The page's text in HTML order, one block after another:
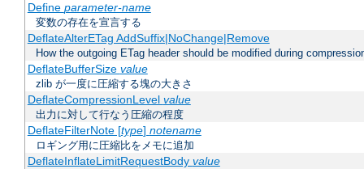
Define parameter-name
変数の存在を宣言する
DeflateAlterETag AddSuffix|NoChange|Remove
How the outgoing ETag header should be modified during
DeflateBufferSize value
zlib が一度に圧縮する塊の大きさ
DeflateCompressionLevel value
出力に対して行なう圧縮の程度
DeflateFilterNote [type] notename
ロギング用に圧縮比をメモに追加
DeflateInflateLimitRequestBody value